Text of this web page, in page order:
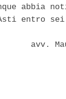
abbia
entro
avv.